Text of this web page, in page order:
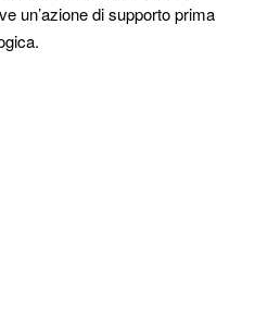
un’azione di supporto prima